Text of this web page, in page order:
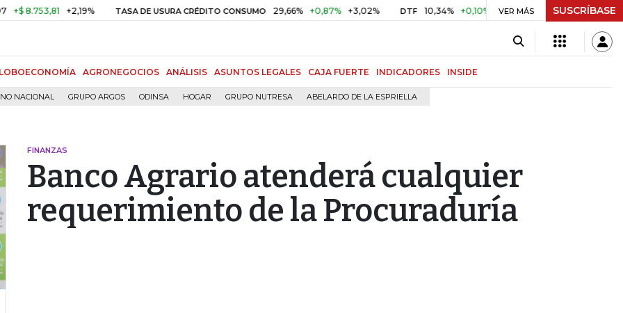
+2,19% TASA DE USURA CRÉDITO CONSUMO 29,66% +0,87% +3,02% DTF 10,34% +0,10% +0,98% UVR $ 416,91 +$ 0,05
VER MÁS SUSCRÍBASE
AGRONEGOCIOS ANÁLISIS ASUNTOS LEGALES CAJA FUERTE INDICADORES INSIDE
NACIONAL GRUPO ARGOS ODINSA HOGAR GRUPO NUTRESA ABELARDO DE LA ESPRIELLA
FINANZAS
Banco Agrario atenderá cualquier
requerimiento de la Procuraduría